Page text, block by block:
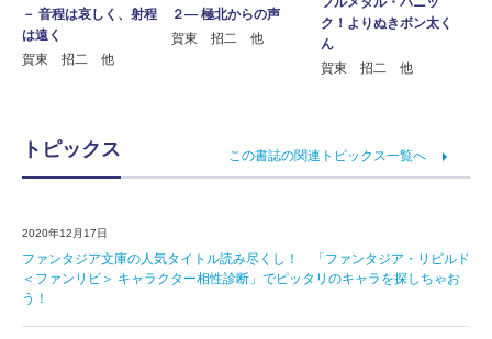
－ 音程は哀しく、射程
は遠く
賀東 招二 他
２― 極北からの声
賀東 招二 他
ク！よりぬきボン太く
ん
賀東 招二 他
トピックス この書誌の関連トピックス一覧へ
2020年12月17日
ファンタジア文庫の人気タイトル読み尽くし！ 「ファンタジア・リビルド
＜ファンリビ＞ キャラクター相性診断」でピッタリのキャラを探しちゃお
う！